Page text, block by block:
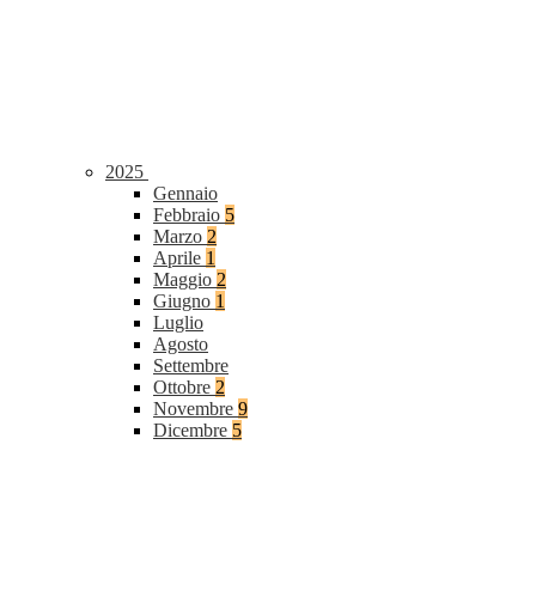
2025
Gennaio
Febbraio 5
Marzo 2
Aprile 1
Maggio 2
Giugno 1
Luglio
Agosto
Settembre
Ottobre 2
Novembre 9
Dicembre 5